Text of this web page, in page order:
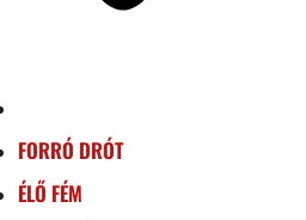
FORRÓ DRÓT
ÉLŐ FÉM